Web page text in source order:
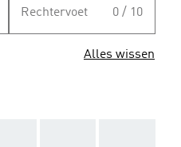
Rechtervoet 0 / 10
Alles wissen